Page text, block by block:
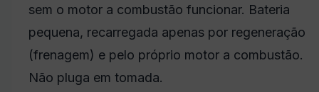
sem o motor a combustão funcionar. Bateria
pequena, recarregada apenas por regeneração
(frenagem) e pelo próprio motor a combustão.
Não pluga em tomada.